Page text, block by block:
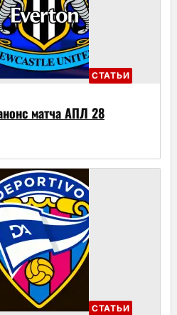
СТАТЬИ
матча АПЛ 28
СТАТЬИ